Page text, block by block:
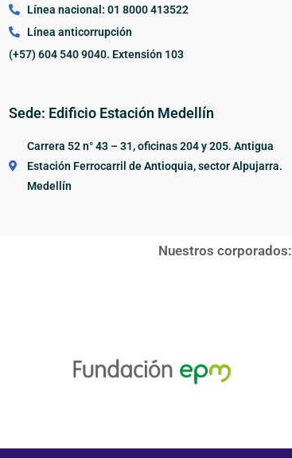
Línea nacional: 01 8000 413522
Línea anticorrupción
(+57) 604 540 9040. Extensión 103
Sede: Edificio Estación Medellín
Carrera 52 n° 43 – 31, oficinas 204 y 205. Antigua
Estación Ferrocarril de Antioquia, sector Alpujarra.
Medellín
Nuestros corporados: